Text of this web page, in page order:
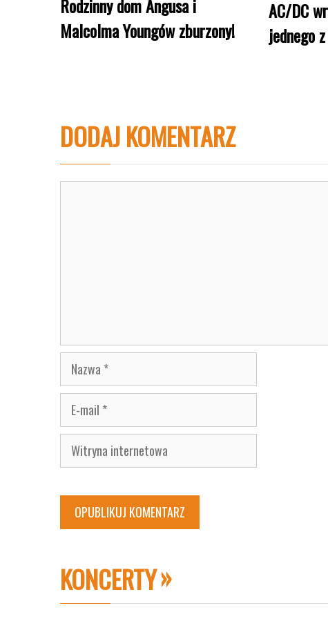
Rodzinny dom Angusa i
Malcolma Youngów zburzony!
AC/DC
jednego
DODAJ KOMENTARZ
Nazwa
E-
mail
Witryna
internetowa
KONCERTY